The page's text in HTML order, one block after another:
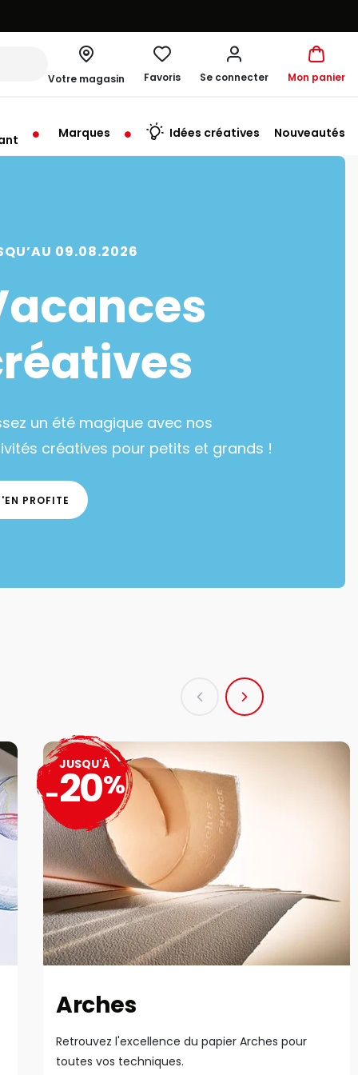
Votre magasin
à 09:30
Favoris Se connecter Mon panier
Marques Idées créatives Nouveautés
09.08.2026
un été magique avec nos
créatives pour petits et grands !
PROFITE
Arches
Retrouvez l'excellence du papier Arches pour
toutes vos techniques.
JUSQU'À
-20%